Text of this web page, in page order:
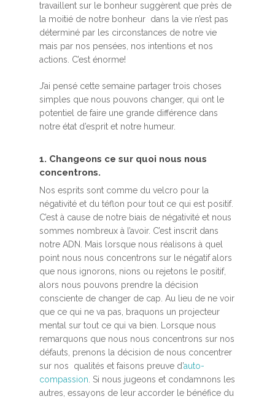
travaillent sur le bonheur suggèrent que près de
la moitié de notre bonheur dans la vie n’est pas
déterminé par les circonstances de notre vie
mais par nos pensées, nos intentions et nos
actions. C’est énorme!
J’ai pensé cette semaine partager trois choses
simples que nous pouvons changer, qui ont le
potentiel de faire une grande différence dans
notre état d’esprit et notre humeur.
1. Changeons ce sur quoi nous nous
concentrons.
Nos esprits sont comme du velcro pour la
négativité et du téflon pour tout ce qui est positif.
C’est à cause de notre biais de négativité et nous
sommes nombreux à l’avoir. C’est inscrit dans
notre ADN. Mais lorsque nous réalisons à quel
point nous nous concentrons sur le négatif alors
que nous ignorons, nions ou rejetons le positif,
alors nous pouvons prendre la décision
consciente de changer de cap. Au lieu de ne voir
que ce qui ne va pas, braquons un projecteur
mental sur tout ce qui va bien. Lorsque nous
remarquons que nous nous concentrons sur nos
défauts, prenons la décision de nous concentrer
sur nos qualités et faisons preuve d’auto-
compassion . Si nous jugeons et condamnons les
autres, essayons de leur accorder le bénéfice du